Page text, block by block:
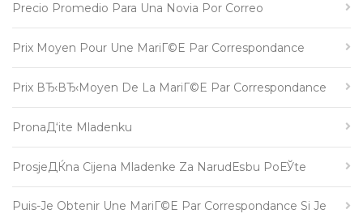
Precio Promedio Para Una Novia Por Correo
Prix Moyen Pour Une MariГ©e Par Correspondance
Prix ВЂ‹вЂ‹moyen De La MariГ©e Par Correspondance
PronaД‘ite Mladenku
ProsjeДЌna Cijena Mladenke Za NarudЕѕbu PoЕЎte
Puis-Je Obtenir Une MariГ©e Par Correspondance Si Je